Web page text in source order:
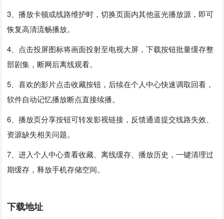
3、播放卡顿或线路维护时，切换页面内其他蓝光播放源，即可
恢复高清流畅播放。
4、点击投屏图标将画面投射至电视大屏，下载按钮批量缓存整
部剧集，断网后离线观看。
5、喜欢的影片点击收藏按钮，后续在个人中心快速调取回看，
软件自动记忆播放断点直接续播。
6、播放页分享按钮可转发影视链接，反馈通道提交线路失效、
资源缺失相关问题。
7、进入个人中心查看收藏、离线缓存、播放历史，一键清理过
期缓存，释放手机存储空间。
下载地址